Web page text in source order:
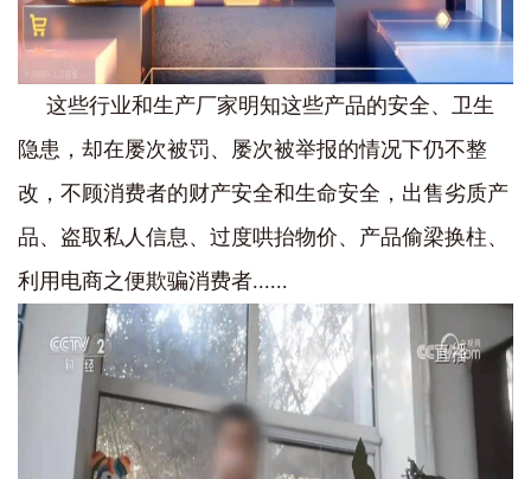
这些行业和生产厂家明知这些产品的安全、卫生
隐患，却在屡次被罚、屡次被举报的情况下仍不整
改，不顾消费者的财产安全和生命安全，出售劣质产
品、盗取私人信息、过度哄抬物价、产品偷梁换柱、
利用电商之便欺骗消费者......